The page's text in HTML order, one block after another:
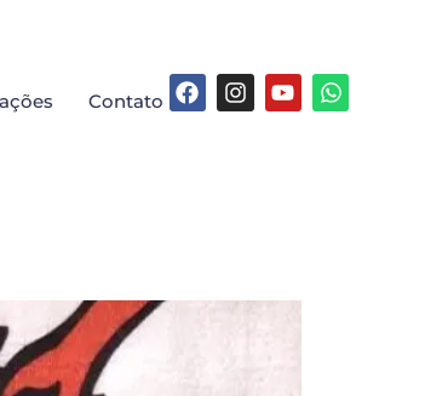
Contato